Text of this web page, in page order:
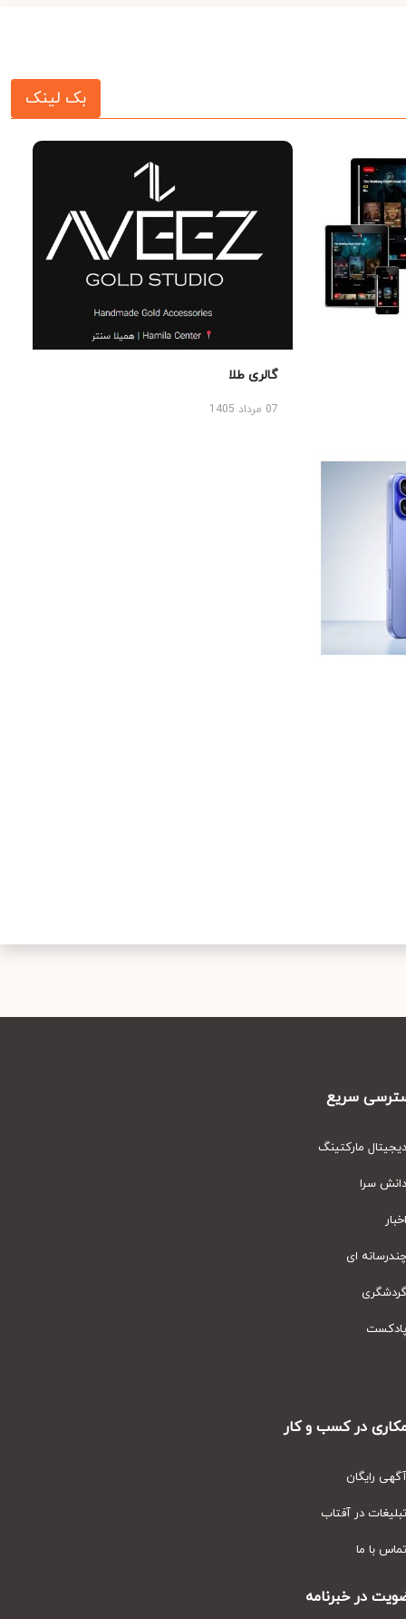
بک لینک
گالری طلا
07 مرداد 1405
سریع
مارکتینگ
سرا
ای
در کسب و کار
رایگان
در آفتاب
با ما
در خبرنامه